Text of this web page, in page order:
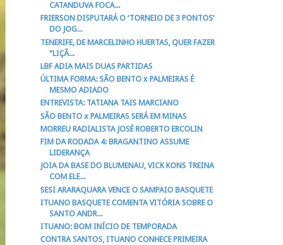
CATANDUVA FOCA...
FRIERSON DISPUTARÁ O ‘TORNEIO DE 3 PONTOS’
DO JOG...
TENERIFE, DE MARCELINHO HUERTAS, QUER FAZER
“LIÇÃ...
LBF ADIA MAIS DUAS PARTIDAS
ÚLTIMA FORMA: SÃO BENTO x PALMEIRAS É
MESMO ADIADO
ENTREVISTA: TATIANA TAIS MARCIANO
SÃO BENTO x PALMEIRAS SERÁ EM MINAS
MORREU RADIALISTA JOSÉ ROBERTO ERCOLIN
FIM DA RODADA 4: BRAGANTINO ASSUME
LIDERANÇA
JOIA DA BASE DO BLUMENAU, VICK KONS TREINA
COM ELE...
SESI ARARAQUARA VENCE O SAMPAIO BASQUETE
ITUANO BASQUETE COMENTA VITÓRIA SOBRE O
SANTO ANDR...
ITUANO: BOM INÍCIO DE TEMPORADA
CONTRA SANTOS, ITUANO CONHECE PRIMEIRA